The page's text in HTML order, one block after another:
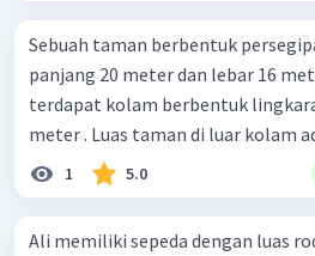
Sebuah taman berbentuk
panjang 20 meter dan lebar 16
terdapat kolam berbentuk
meter . Luas taman di luar kolam
1 5.0
Ali memiliki sepeda dengan luas